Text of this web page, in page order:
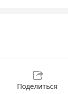
Поделиться